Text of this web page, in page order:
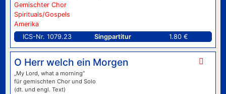
Gemischter Chor
Spirituals/Gospels
Amerika
ICS-Nr. 1079.23
Singpartitur 1.80 €
O Herr welch ein Morgen
„My Lord, what a morning“
für gemischten Chor und Solo
(dt. und engl. Text)